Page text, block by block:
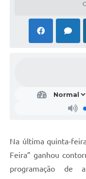
Na última quinta-
Feira” ganhou
programação de